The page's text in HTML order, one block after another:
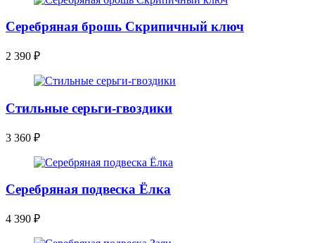
Серебряная брошь Скрипичный ключ
2 390 ₽
Стильные серьги-гвоздики
3 360 ₽
Серебряная подвеска Ёлка
4 390 ₽